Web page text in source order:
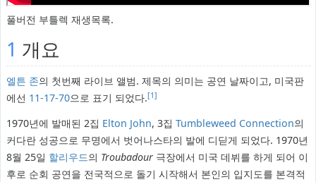
풀버전 부틀렉 재생목록.
1 개요
엘튼 존의 첫번째 라이브 앨범. 제목의 의미는 공연 날짜이고, 미국판
에선 11-17-70으로 표기 되었다.[1]
1970년에 발매된 2집 Elton John, 3집 Tumbleweed Connection의
커다란 성공으로 무명에서 벗어나스타의 발에 디딛게 되었다. 1970년
8월 25일 할리우드의 Troubadour극장에서 미국 데뷔를 하게 되어 이
후로 순회 공연을 전국적으로 돌기 시작해서 본인의 입지도를 본격적